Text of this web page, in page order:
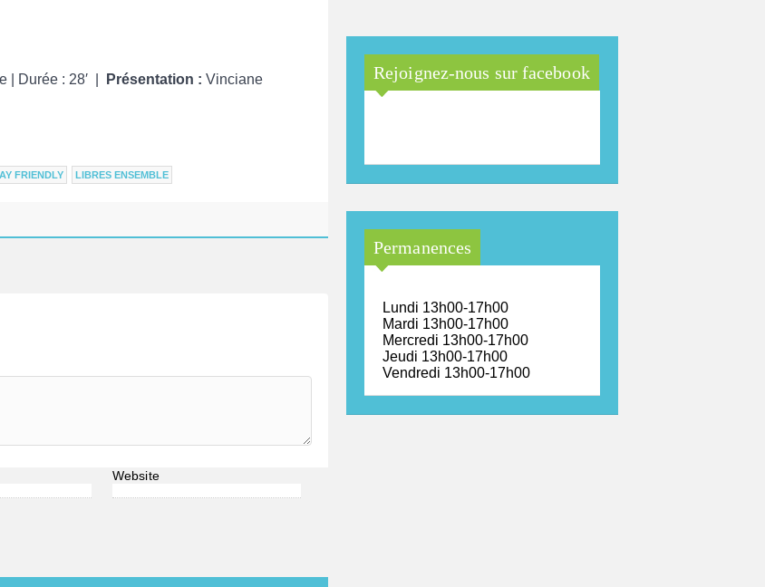
| Durée : 28′ | Présentation : Vinciane
FRIENDLY LIBRES ENSEMBLE
Website
Rejoignez-nous sur facebook
Permanences
Lundi 13h00-17h00
Mardi 13h00-17h00
Mercredi 13h00-17h00
Jeudi 13h00-17h00
Vendredi 13h00-17h00